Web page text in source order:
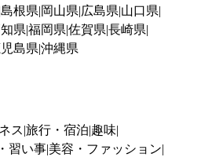
島根県 岡山県 広島県 山口県
県 福岡県 佐賀県 長崎県
島県 沖縄県
ス 旅行・宿泊 趣味
習い事 美容・ファッション